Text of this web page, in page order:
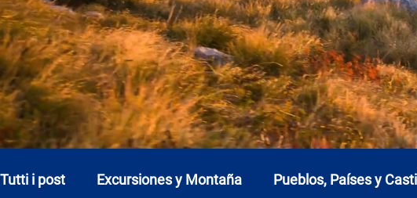
Tutti i post Excursiones y Montaña Pueblos, Países y